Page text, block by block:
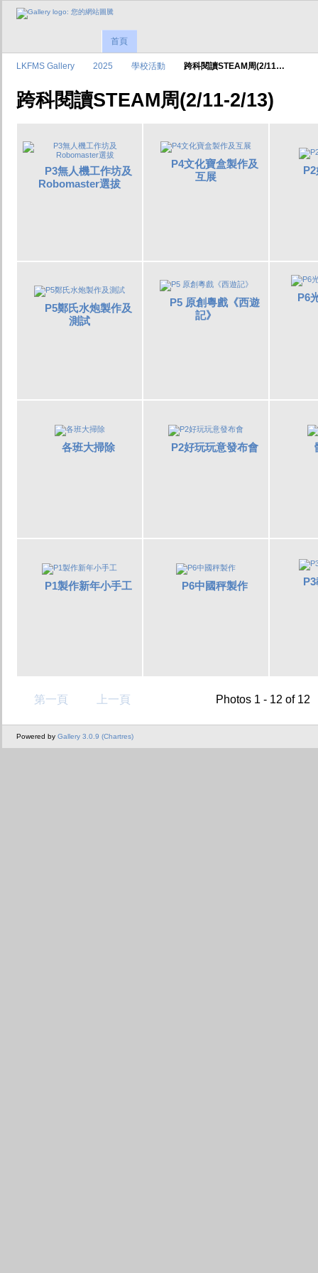
首頁
LKFMS Gallery 2025 學校活動 跨科閱讀STEAM周(2/11…
跨科閱讀STEAM周(2/11-2/13)
P3無人機工作坊及
Robomaster選拔
P4文化寶盒製作及
互展
P5鄭氏水炮製作及
測試
P5 原創粵戲《西遊
記》
P6
各班大掃除 P2好玩玩意發布會
P1製作新年小手工 P6中國秤製作
第一頁 上一頁 Photos 1 - 12 of 12
Powered by Gallery 3.0.9 (Chartres)